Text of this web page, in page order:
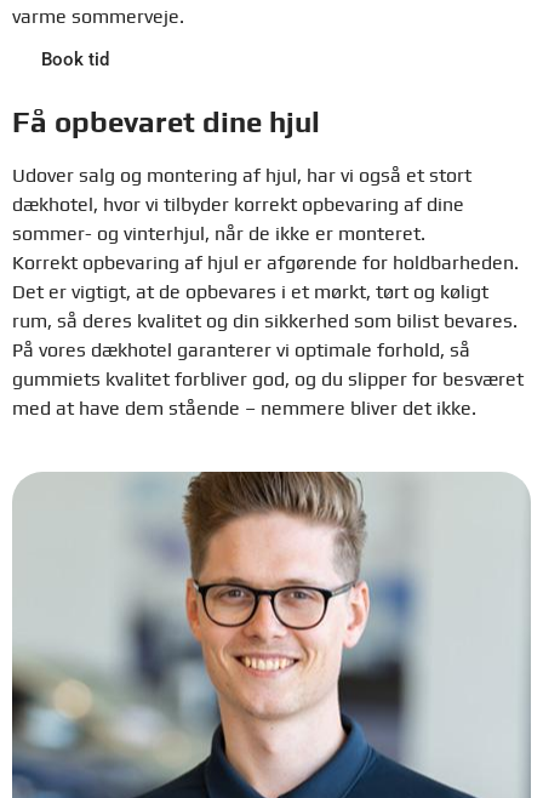
varme sommerveje.
Book tid
Få opbevaret dine hjul
Udover salg og montering af hjul, har vi også et stort
dækhotel, hvor vi tilbyder korrekt opbevaring af dine
sommer- og vinterhjul, når de ikke er monteret.
Korrekt opbevaring af hjul er afgørende for holdbarheden.
Det er vigtigt, at de opbevares i et mørkt, tørt og køligt
rum, så deres kvalitet og din sikkerhed som bilist bevares.
På vores dækhotel garanterer vi optimale forhold, så
gummiets kvalitet forbliver god, og du slipper for besværet
med at have dem stående – nemmere bliver det ikke.